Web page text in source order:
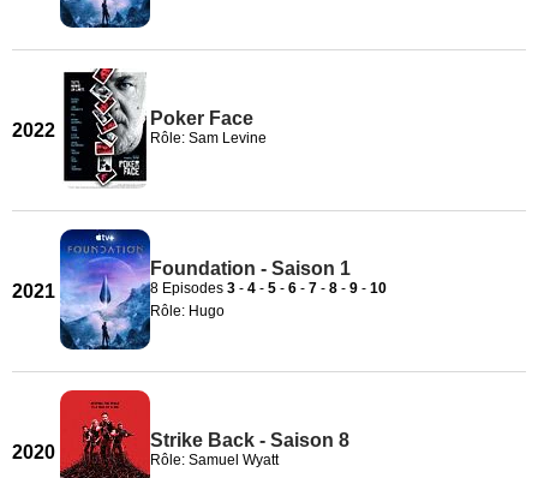
2022
Poker Face
Rôle: Sam Levine
2021
Foundation - Saison 1
8 Episodes 3 - 4 - 5 - 6 - 7 - 8 - 9 - 10
Rôle: Hugo
2020
Strike Back - Saison 8
Rôle: Samuel Wyatt